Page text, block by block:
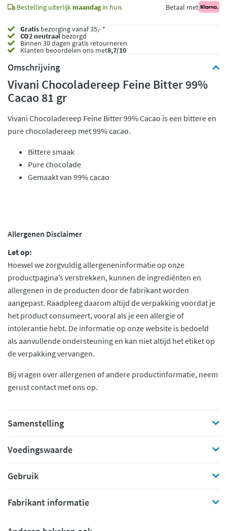
Bestelling uiterlijk maandagin huis Betaal met
Gratis bezorging vanaf 35,- *
CO2 neutraalbezorgd
Binnen 30 dagen gratis retourneren
Klanten beoordelen ons met8,7/10
Omschrijving
Vivani Chocoladereep Feine Bitter 99%
Cacao 81 gr
Vivani Chocoladereep Feine Bitter 99% Cacao is een bittere en
pure chocoladereep met 99% cacao.
Bittere smaak
Pure chocolade
Gemaakt van 99% cacao
Allergenen Disclaimer
Let op:
Hoewel we zorgvuldig allergeneninformatie op onze
productpagina’s verstrekken, kunnen de ingrediënten en
allergenen in de producten door de fabrikant worden
aangepast. Raadpleeg daarom altijd de verpakking voordat je
het product consumeert, vooral als je een allergie of
intolerantie hebt. De informatie op onze website is bedoeld
als aanvullende ondersteuning en kan niet altijd het etiket op
de verpakking vervangen.
Bij vragen over allergenen of andere productinformatie, neem
gerust contact met ons op.
Samenstelling
Voedingswaarde
Gebruik
Fabrikant informatie